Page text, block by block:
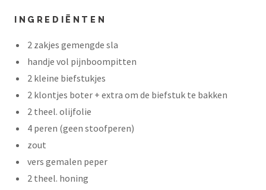
INGREDIËNTEN
2 zakjes gemengde sla
handje vol pijnboompitten
2 kleine biefstukjes
2 klontjes boter + extra om de biefstuk te bakken
2 theel. olijfolie
4 peren (geen stoofperen)
zout
vers gemalen peper
2 theel. honing